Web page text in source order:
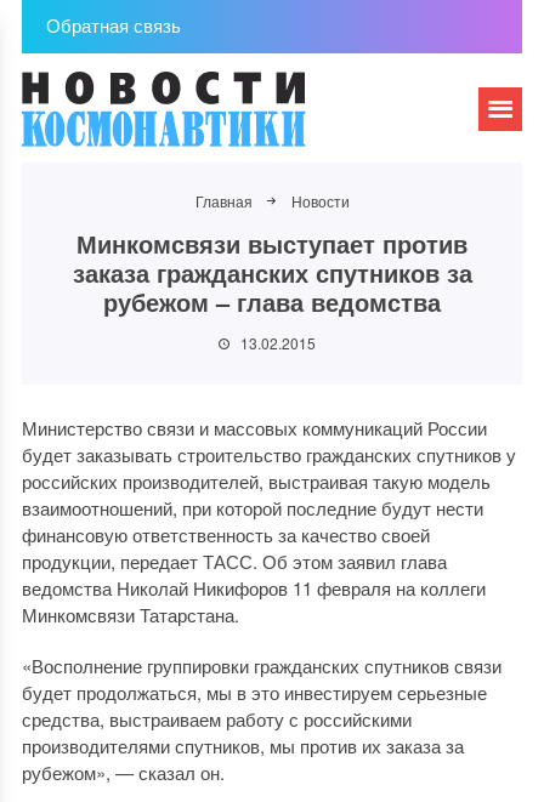
Обратная связь
Главная Новости
Минкомсвязи выступает против
заказа гражданских спутников за
рубежом – глава ведомства
13.02.2015
Министерство связи и массовых коммуникаций России
будет заказывать строительство гражданских спутников у
российских производителей, выстраивая такую модель
взаимоотношений, при которой последние будут нести
финансовую ответственность за качество своей
продукции, передает ТАСС. Об этом заявил глава
ведомства Николай Никифоров 11 февраля на коллеги
Минкомсвязи Татарстана.
«Восполнение группировки гражданских спутников связи
будет продолжаться, мы в это инвестируем серьезные
средства, выстраиваем работу с российскими
производителями спутников, мы против их заказа за
рубежом», — сказал он.